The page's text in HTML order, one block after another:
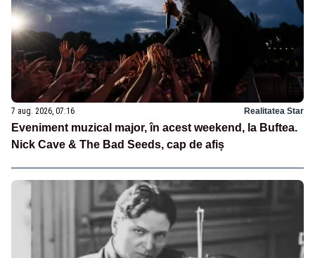
7 aug. 2026, 07:16 Realitatea Star
Eveniment muzical major, în acest weekend, la Buftea.
Nick Cave & The Bad Seeds, cap de afiș